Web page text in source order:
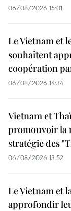
06/08/2026 15:01
Le Vietnam et
souhaitent
coopération
06/08/2026 14:34
Vietnam et
promouvoir la
stratégie des
06/08/2026 13:52
Le Vietnam et
approfondir